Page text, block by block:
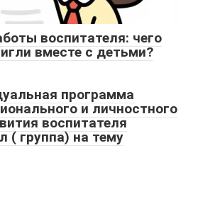
воспитателя: чего
вместе с детьми?
программа
и личностного
воспитателя
( группа) на тему